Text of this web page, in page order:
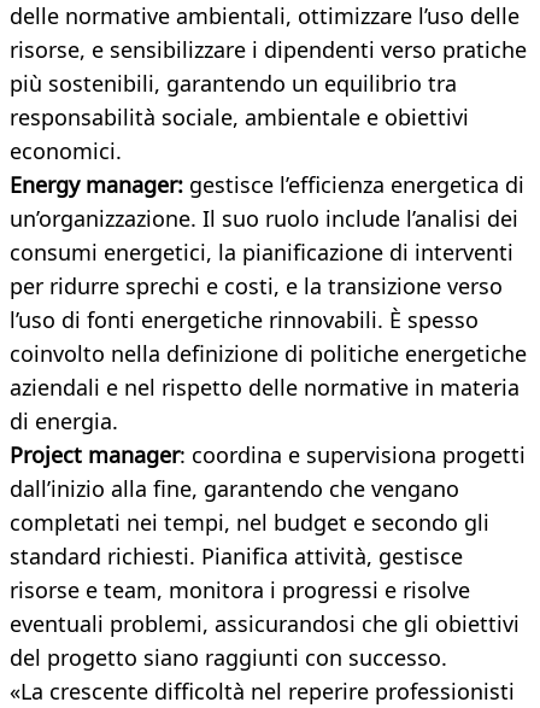
delle normative ambientali, ottimizzare l’uso delle
risorse, e sensibilizzare i dipendenti verso pratiche
più sostenibili, garantendo un equilibrio tra
responsabilità sociale, ambientale e obiettivi
economici.
Energy manager: gestisce l’efficienza energetica di
un’organizzazione. Il suo ruolo include l’analisi dei
consumi energetici, la pianificazione di interventi
per ridurre sprechi e costi, e la transizione verso
l’uso di fonti energetiche rinnovabili. È spesso
coinvolto nella definizione di politiche energetiche
aziendali e nel rispetto delle normative in materia
di energia.
Project manager: coordina e supervisiona progetti
dall’inizio alla fine, garantendo che vengano
completati nei tempi, nel budget e secondo gli
standard richiesti. Pianifica attività, gestisce
risorse e team, monitora i progressi e risolve
eventuali problemi, assicurandosi che gli obiettivi
del progetto siano raggiunti con successo.
«La crescente difficoltà nel reperire professionisti